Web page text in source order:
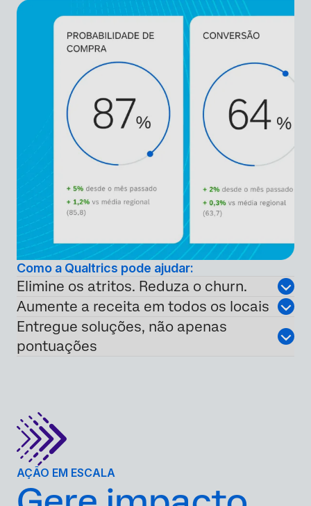
Como a Qualtrics pode ajudar:
Elimine os atritos. Reduza o churn.
Aumente a receita em todos os locais
Entregue soluções, não apenas
pontuações
AÇÃO EM ESCALA